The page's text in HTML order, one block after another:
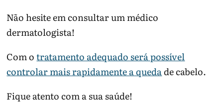
Não hesite em consultar um médico
dermatologista!
Com otratamento adequado será possível
controlar mais rapidamente a quedade cabelo.
Fique atento com a sua saúde!